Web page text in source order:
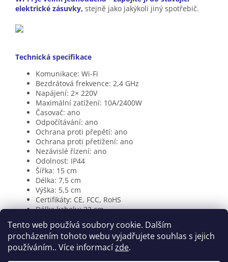
Tento web používá soubory cookie. Dalším
procházením tohoto webu vyjadřujete souhlas s jejich
používáním.. Více informacízde.
elektrické zásuvky, stejně jako jakýkoli jiný spotřebič.
Technická specifikace
Komunikace: Wi-Fi
Bezdrátová frekvence: 2,4 GHz
Napájení: 2× 220V
Maximální zatížení: 10A/2400W
Časovač: ano
Odpočítávání: ano
Ochrana proti přepětí: ano
Ochrana proti přetížení: ano
Nezávislé řízení: ano
Odolnost: IP44
Šířka: 15 cm
Délka: 7,5 cm
Výška: 5,5 cm
Certifikáty: CE, FCC, RoHS
Délka kabelu: 23 cm